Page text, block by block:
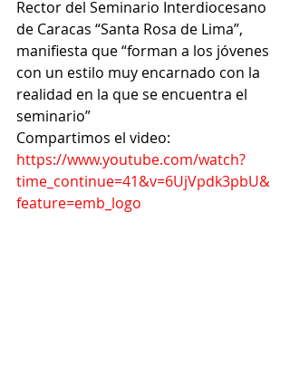
Rector del Seminario Interdiocesano
de Caracas “Santa Rosa de Lima”,
manifiesta que “forman a los jóvenes
con un estilo muy encarnado con la
realidad en la que se encuentra el
seminario”
Compartimos el video:
https://www.youtube.com/watch?
time_continue=41&v=6UjVpdk3pbU&
feature=emb_logo